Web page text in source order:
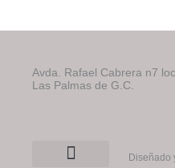
Avda. Rafael Cabrera n7
Las Palmas de G.C.
Diseñado